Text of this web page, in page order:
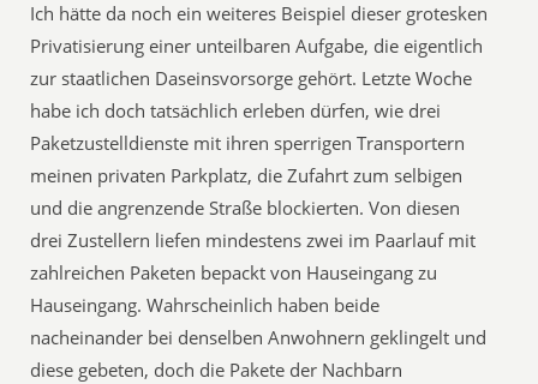
Ich hätte da noch ein weiteres Beispiel dieser grotesken
Privatisierung einer unteilbaren Aufgabe, die eigentlich
zur staatlichen Daseinsvorsorge gehört. Letzte Woche
habe ich doch tatsächlich erleben dürfen, wie drei
Paketzustelldienste mit ihren sperrigen Transportern
meinen privaten Parkplatz, die Zufahrt zum selbigen
und die angrenzende Straße blockierten. Von diesen
drei Zustellern liefen mindestens zwei im Paarlauf mit
zahlreichen Paketen bepackt von Hauseingang zu
Hauseingang. Wahrscheinlich haben beide
nacheinander bei denselben Anwohnern geklingelt und
diese gebeten, doch die Pakete der Nachbarn